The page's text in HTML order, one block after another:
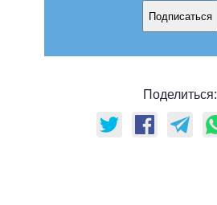
Подписаться
Поделиться: